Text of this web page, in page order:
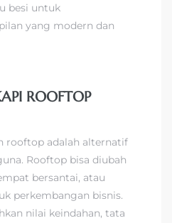
besi untuk
yang modern dan
ROOFTOP
rooftop adalah alternatif
Rooftop bisa diubah
bersantai, atau
perkembangan bisnis.
nilai keindahan, tata